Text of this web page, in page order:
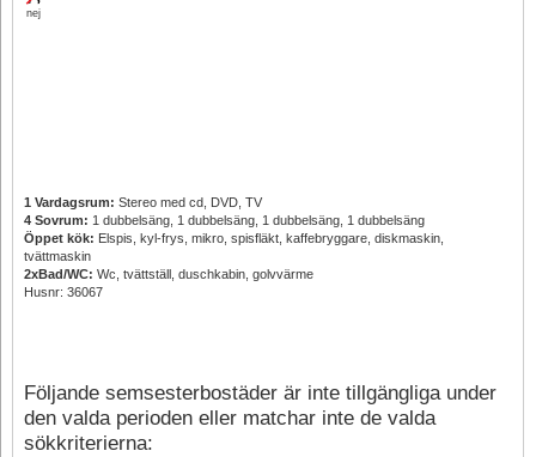
nej
1 Vardagsrum: Stereo med cd, DVD, TV
4 Sovrum: 1 dubbelsäng, 1 dubbelsäng, 1 dubbelsäng, 1 dubbelsäng
Öppet kök: Elspis, kyl-frys, mikro, spisfläkt, kaffebryggare, diskmaskin,
tvättmaskin
2xBad/WC: Wc, tvättställ, duschkabin, golvvärme
Husnr: 36067
Följande semsesterbostäder är inte tillgängliga under
den valda perioden eller matchar inte de valda
sökkriterierna: